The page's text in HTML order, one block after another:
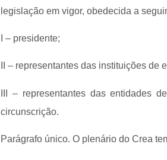
legislação em vigor, obedecida a
I – presidente;
II – representantes das instituições
III – representantes das entidades
circunscrição.
Parágrafo único. O plenário do Crea